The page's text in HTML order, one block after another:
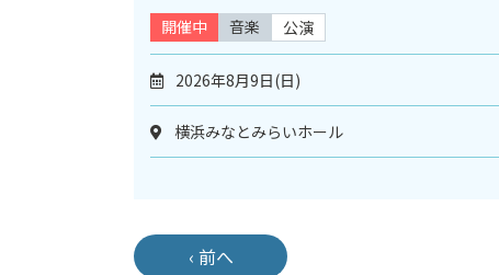
開催中 音楽 公演
2026年8月9日(日)
横浜みなとみらいホール
‹ 前へ